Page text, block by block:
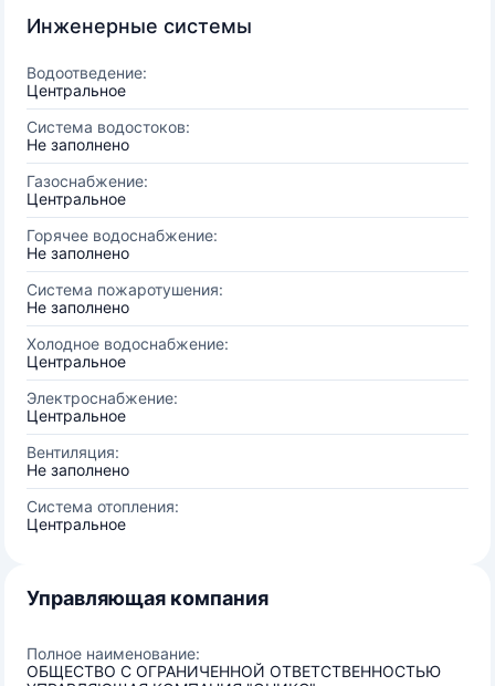
Инженерные системы
Водоотведение:
Центральное
Система водостоков:
Не заполнено
Газоснабжение:
Центральное
Горячее водоснабжение:
Не заполнено
Система пожаротушения:
Не заполнено
Холодное водоснабжение:
Центральное
Электроснабжение:
Центральное
Вентиляция:
Не заполнено
Система отопления:
Центральное
Управляющая компания
Полное наименование:
ОБЩЕСТВО С ОГРАНИЧЕННОЙ ОТВЕТСТВЕННОСТЬЮ